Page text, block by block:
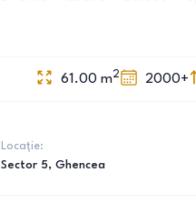
61.00 m2 2000+
Locație:
Sector 5, Ghencea